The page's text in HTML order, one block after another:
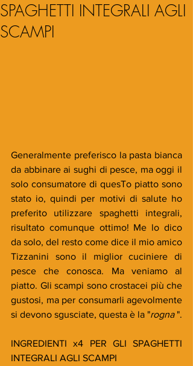
SPAGHETTI INTEGRALI AGLI
SCAMPI
Generalmente preferisco la pasta bianca
da abbinare ai sughi di pesce, ma oggi il
solo consumatore di quesTo piatto sono
stato io, quindi per motivi di salute ho
preferito utilizzare spaghetti integrali,
risultato comunque ottimo! Me lo dico
da solo, del resto come dice il mio amico
Tizzanini sono il miglior cuciniere di
pesce che conosca. Ma veniamo al
piatto. Gli scampi sono crostacei più che
gustosi, ma per consumarli agevolmente
si devono sgusciate, questa è la "rogna ".
INGREDIENTI x4 PER GLI SPAGHETTI
INTEGRALI AGLI SCAMPI